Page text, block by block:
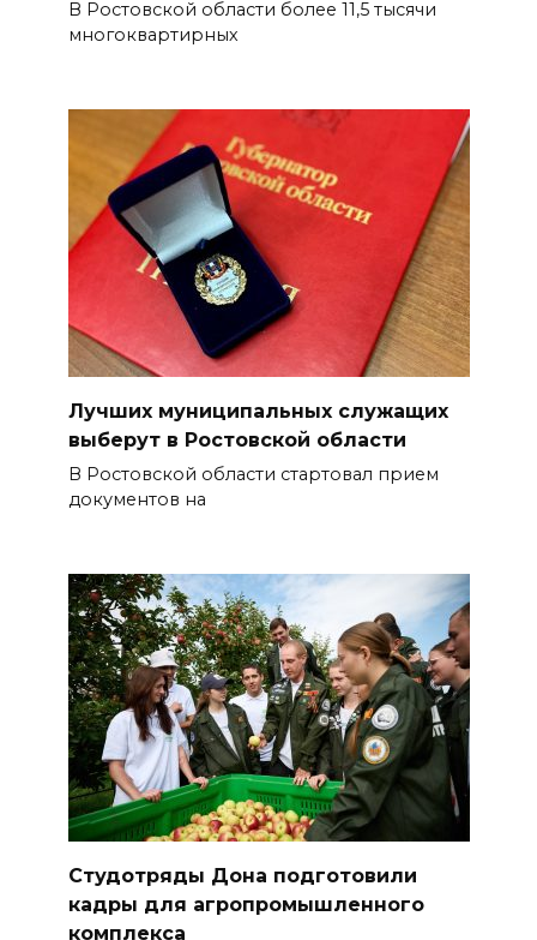
В Ростовской области более 11,5 тысячи
многоквартирных
Лучших муниципальных служащих
выберут в Ростовской области
В Ростовской области стартовал прием
документов на
Студотряды Дона подготовили
кадры для агропромышленного
комплекса